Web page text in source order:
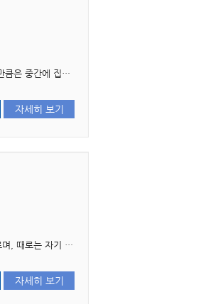
서문 사회복지행정론을 집필하기로 한 지 어느덧 10년의 세월이 흘렀다. 평소 약속을 잘 지키는 편에 속하는 사람임에도, 이번만큼은 중간에 집필을 포기할까 하는 생각마저 들기도 했다. 사회복..
자세히 보기
머리말 사람을 이해한다는 것은 결코 쉬운 일이 아니다. 같은 상황에서도 사람마다 생각하고 느 끼고 행동하는 방식은 서로 다르며, 때로는 자기 자신조차 제대로 이해하지 못한 채 살아가기도 ..
자세히 보기